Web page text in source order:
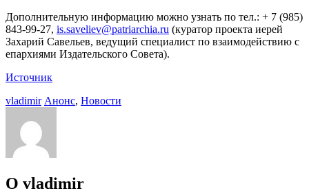
Дополнительную информацию можно узнать по тел.: + 7 (985)
843-99-27, is.saveliev@patriarchia.ru (куратор проекта иерей
Захарий Савельев, ведущий специалист по взаимодействию с
епархиями Издательского Совета).
Источник
vladimir Анонс, Новости
О vladimir